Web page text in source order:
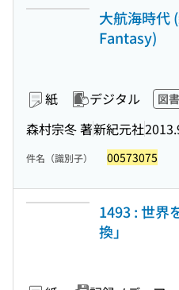
大航海時代
Fantasy)
紙 デジタル 図書
森村宗冬 著新紀元社
件名（識別子） 00573075
1493 : 世界
換」